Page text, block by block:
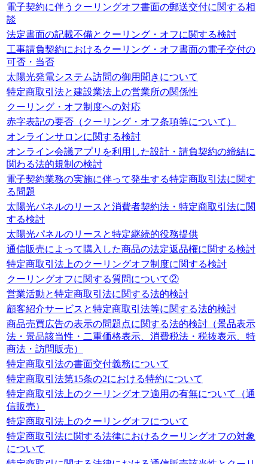
電子契約に伴うクーリングオフ書面の郵送交付に関する相
談
法定書面の記載不備とクーリング・オフに関する検討
工事請負契約におけるクーリング・オフ書面の電子交付の
可否・当否
太陽光発電システム訪問の御用聞きについて
特定商取引法と建設業法上の営業所の関係性
クーリング・オフ制度への対応
赤字表記の要否（クーリング・オフ条項等について）
オンラインサロンに関する検討
オンライン会議アプリを利用した設計・請負契約の締結に
関わる法的規制の検討
電子契約業務の実施に伴って発生する特定商取引法に関す
る問題
太陽光パネルのリースと消費者契約法・特定商取引法に関
する検討
太陽光パネルのリースと特定継続的役務提供
通信販売によって購入した商品の法定返品権に関する検討
特定商取引法上のクーリングオフ制度に関する検討
クーリングオフに関する質問について②
営業活動と特定商取引法に関する法的検討
顧客紹介サービスと特定商取引法等に関する法的検討
商品売買広告の表示の問題点に関する法的検討（景品表示
法・景品該当性・二重価格表示、消費税法・税抜表示、特
商法・訪問販売）
特定商取引法の書面交付義務について
特定商取引法第15条の2における特約について
特定商取引法上のクーリングオフ適用の有無について（通
信販売）
特定商取引法上のクーリングオフについて
特定商取引法に関する法律におけるクーリングオフの対象
について